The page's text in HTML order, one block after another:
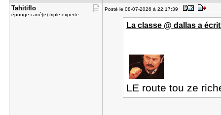
Tahitiflo
éponge carré(e) triple experte
Posté le 08-07-2026 à 22:17:39
La classe @ dallas a
LE route tou ze